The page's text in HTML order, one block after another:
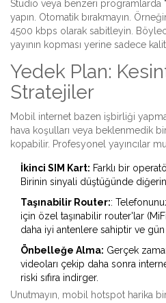
Studio veya benzeri programlarda
yapın. Otomatik bırakmayın.
4500 kbps olarak sabitleyin.
yayının kopması yerine sadece
Yedek Plan:
Stratejiler
Mobil internet bazen işbirliği
hava koşulları veya beklenmedik
kopabilir. Profesyonel yayıncılar
İkinci SIM Kart: Farklı bir
Birinin sinyali düştüğünde
Taşınabilir Router::
için özel taşınabilir router'lar
daha iyi antenlere sahiptir ve gün
Önbelleğe Alma: Gerçek
videoları çekip daha sonra
riski sıfıra indirger.
Unutmayın, mobil hotspot harika